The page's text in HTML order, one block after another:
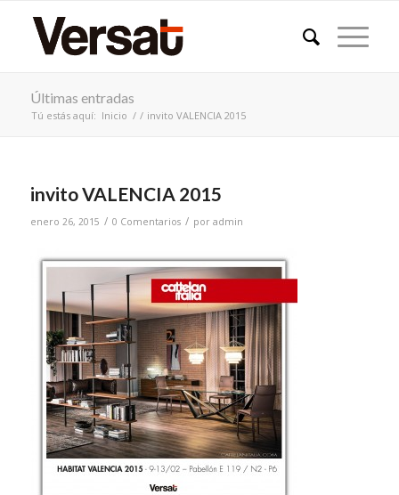
Últimas entradas
Tú estás aquí: Inicio / / invito VALENCIA 2015
invito VALENCIA 2015
enero 26, 2015 / 0 Comentarios / por admin